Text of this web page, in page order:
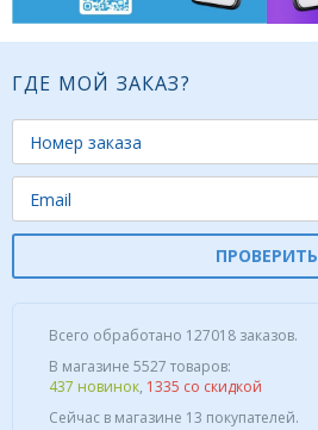
ГДЕ МОЙ ЗАКАЗ?
ПРОВЕРИТЬ
Всего обработано 127018 заказов.
В магазине 5527 товаров:
437 новинок, 1335 со скидкой
Сейчас в магазине 13 покупателей.